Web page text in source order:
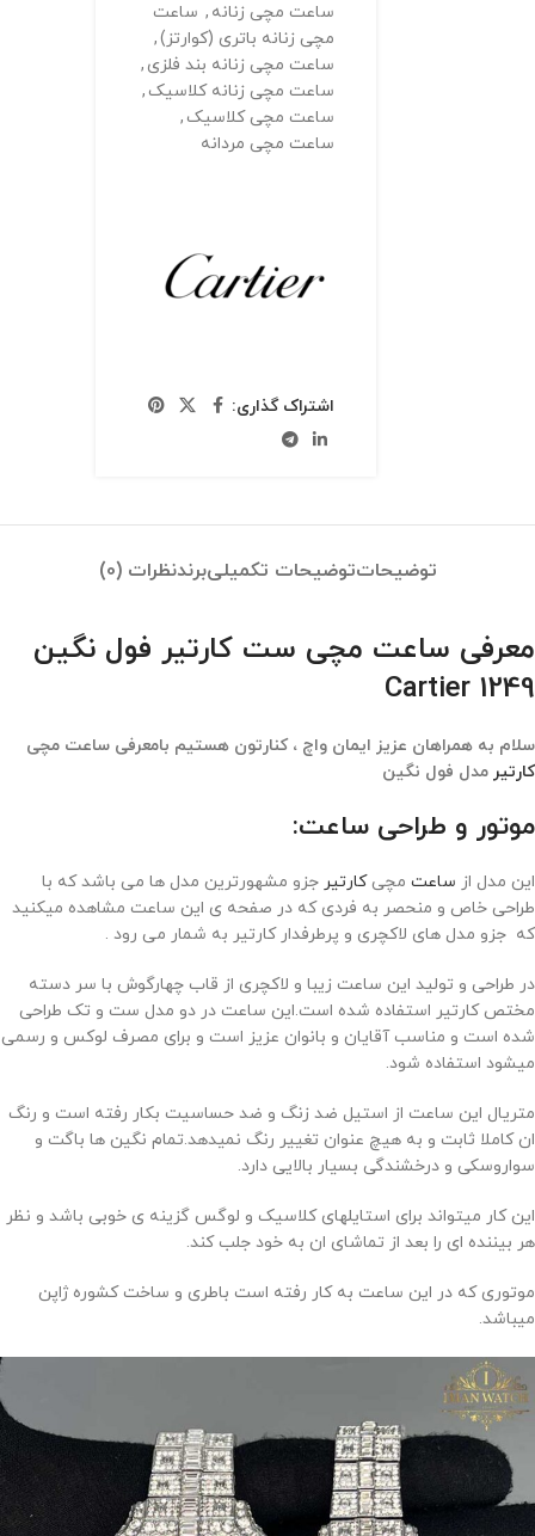
ساعت مچی زنانه , ساعت
مچی زنانه باتری (کوارتز),
ساعت مچی زنانه بند فلزی ,
ساعت مچی زنانه کلاسیک ,
ساعت مچی کلاسیک ,
ساعت مچی مردانه
اشتراک گذاری:
توضیحاتتوضیحات تکمیلیبرندنظرات (0)
معرفی ساعت مچی ست کارتیر فول نگین
Cartier 1249
سلام به همراهان عزیز ایمان واچ ، کنارتون هستیم بامعرفی ساعت مچی
کارتیر مدل فول نگین
موتور و طراحی ساعت:
این مدل از ساعت مچیکارتیر جزو مشهورترین مدل ها می باشد که با
طراحی خاص و منحصر به فردی که در صفحه ی این ساعت مشاهده میکنید
که جزو مدل های لاکچری و پرطرفدار کارتیر به شمار می رود .
در طراحی و تولید این ساعت زیبا و لاکچری از قاب چهارگوش با سر دسته
مختص کارتیر استفاده شده است.این ساعت در دو مدل ست و تک طراحی
شده است و مناسب آقایان و بانوان عزیز است و برای مصرف لوکس و رسمی
میشود استفاده شود.
متریال این ساعت از استیل ضد زنگ و ضد حساسیت بکار رفته است و رنگ
ان کاملا ثابت و به هیچ عنوان تغییر رنگ نمیدهد.تمام نگین ها باگت و
سواروسکی و درخشندگی بسیار بالایی دارد.
این کار میتواند برای استایلهای کلاسیک و لوگس گزینه ی خوبی باشد و نظر
هر بیننده ای را بعد از تماشای ان به خود جلب کند.
موتوری که در این ساعت به کار رفته است باطری و ساخت کشوره ژاپن
میباشد.